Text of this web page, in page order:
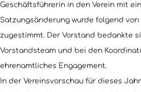
Geschäftsführerin in den Verein mit
Satzungsänderung wurde folgend
zugestimmt. Der Vorstand bedankte
Vorstandsteam und bei den
ehrenamtliches Engagement.
In der Vereinsvorschau für dieses